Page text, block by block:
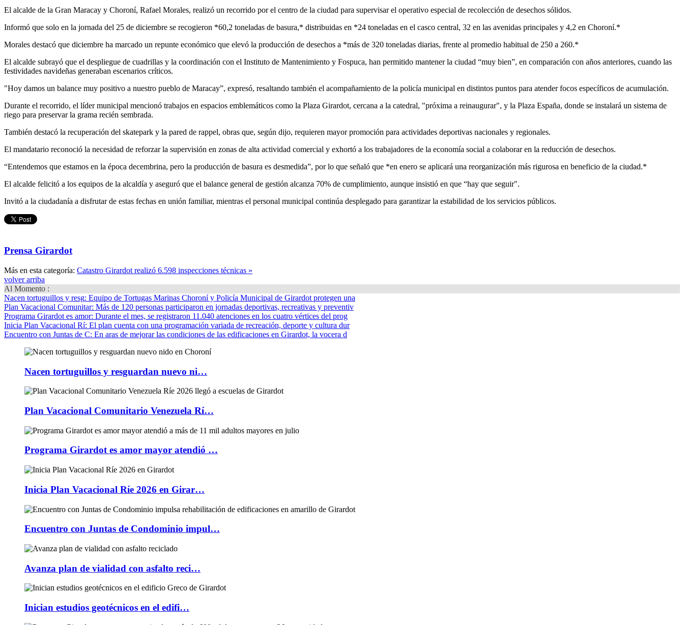
El alcalde de la Gran Maracay y Choroní, Rafael Morales, realizó un recorrido por el centro de la ciudad para supervisar el operativo especial de recolección de desechos sólidos.
Informó que solo en la jornada del 25 de diciembre se recogieron *60,2 toneladas de basura,* distribuidas en *24 toneladas en el casco central, 32 en las avenidas principales y 4,2 en Choroní.*
Morales destacó que diciembre ha marcado un repunte económico que elevó la producción de desechos a *más de 320 toneladas diarias, frente al promedio habitual de 250 a 260.*
El alcalde subrayó que el despliegue de cuadrillas y la coordinación con el Instituto de Mantenimiento y Fospuca, han permitido mantener la ciudad “muy bien”, en comparación con años anteriores, cuando las
festividades navideñas generaban escenarios críticos.
"Hoy damos un balance muy positivo a nuestro pueblo de Maracay”, expresó, resaltando también el acompañamiento de la policía municipal en distintos puntos para atender focos específicos de acumulación.
Durante el recorrido, el líder municipal mencionó trabajos en espacios emblemáticos como la Plaza Girardot, cercana a la catedral, "próxima a reinaugurar", y la Plaza España, donde se instalará un sistema de
riego para preservar la grama recién sembrada.
También destacó la recuperación del skatepark y la pared de rappel, obras que, según dijo, requieren mayor promoción para actividades deportivas nacionales y regionales.
El mandatario reconoció la necesidad de reforzar la supervisión en zonas de alta actividad comercial y exhortó a los trabajadores de la economía social a colaborar en la reducción de desechos.
“Entendemos que estamos en la época decembrina, pero la producción de basura es desmedida”, por lo que señaló que *en enero se aplicará una reorganización más rigurosa en beneficio de la ciudad.*
El alcalde felicitó a los equipos de la alcaldía y aseguró que el balance general de gestión alcanza 70% de cumplimiento, aunque insistió en que “hay que seguir".
Invitó a la ciudadanía a disfrutar de estas fechas en unión familiar, mientras el personal municipal continúa desplegado para garantizar la estabilidad de los servicios públicos.
Prensa Girardot
Más en esta categoría: Catastro Girardot realizó 6.598 inspecciones técnicas »
volver arriba
Al Momento :
Nacen tortuguillos y resg: Equipo de Tortugas Marinas Choroní y Policía Municipal de Girardot protegen una
Plan Vacacional Comunitar: Más de 120 personas participaron en jornadas deportivas, recreativas y preventiv
Programa Girardot es amor: Durante el mes, se registraron 11.040 atenciones en los cuatro vértices del prog
Inicia Plan Vacacional Rí: El plan cuenta con una programación variada de recreación, deporte y cultura dur
Encuentro con Juntas de C: En aras de mejorar las condiciones de las edificaciones en Girardot, la vocera d
Nacen tortuguillos y resguardan nuevo ni…
Plan Vacacional Comunitario Venezuela Rí…
Programa Girardot es amor mayor atendió …
Inicia Plan Vacacional Ríe 2026 en Girar…
Encuentro con Juntas de Condominio impul…
Avanza plan de vialidad con asfalto reci…
Inician estudios geotécnicos en el edifi…